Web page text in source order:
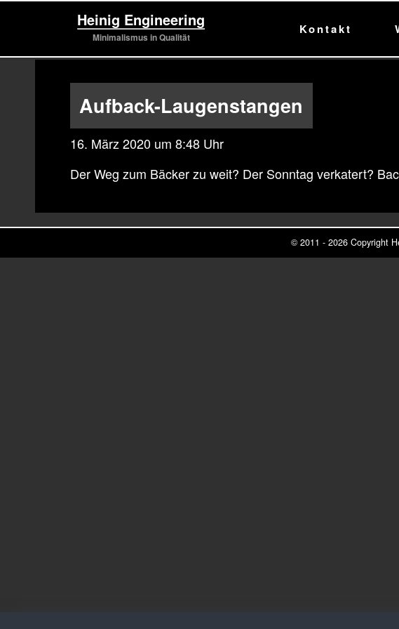
Heinig Engineering
Minimalismus in Qualität
Kontakt
Aufback-Laugenstangen
16. März 2020 um 8:48 Uhr
Der Weg zum Bäcker zu weit? Der Sonntag verkatert?
© 2011 - 2026 Copyright